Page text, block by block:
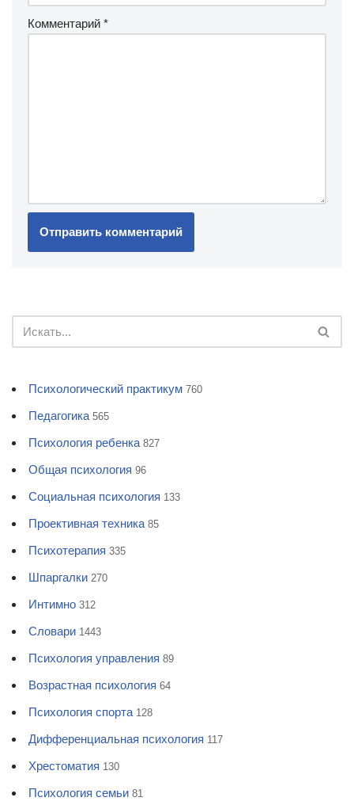
Комментарий *
Психологический практикум 760
Педагогика 565
Психология ребенка 827
Общая психология 96
Социальная психология 133
Проективная техника 85
Психотерапия 335
Шпаргалки 270
Интимно 312
Словари 1443
Психология управления 89
Возрастная психология 64
Психология спорта 128
Дифференциальная психология 117
Хрестоматия 130
Психология семьи 81